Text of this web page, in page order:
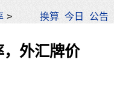
> 换算 今日 公告
外汇牌价